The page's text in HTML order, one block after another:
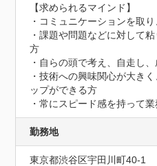
【求められるマインド】
・コミュニケーションを取
・課題や問題などに対して
方
・自らの頭で考え、自走し
・技術への興味関心が大き
ップができる方
・常にスピード感を持って
勤務地
東京都渋谷区宇田川町40-1